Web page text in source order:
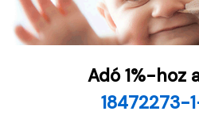
Adó 1%-hoz
18472273-